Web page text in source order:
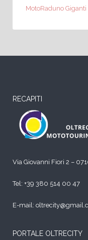
MotoRaduno Giganti
RECAPITI
Via Giovanni Fiori 2 –
Tel: +39 380 514 00 47
E-mail:
PORTALE OLTRECITY